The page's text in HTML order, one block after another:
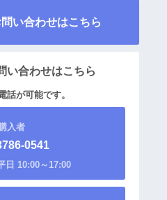
い合わせはこちら
い合わせはこちら
話が可能です。
入者
0541
日 10:00～17:00